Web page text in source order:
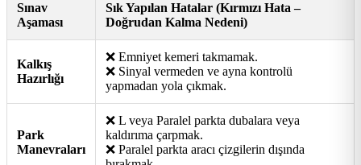
Sınav
Aşaması
Sık Yapılan Hatalar (Kırmızı Hata –
Doğrudan Kalma Nedeni)
Kalkış
Hazırlığı
❌ Emniyet kemeri takmamak.
❌ Sinyal vermeden ve ayna kontrolü
yapmadan yola çıkmak.
Park
Manevraları
❌ L veya Paralel parkta dubalara veya
kaldırıma çarpmak.
❌ Paralel parkta aracı çizgilerin dışında